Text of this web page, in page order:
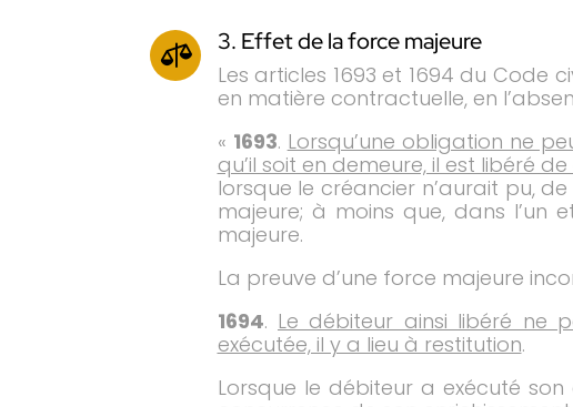
 3. Effet de la force majeure
Les articles 1693 et 1694 du Code
en matière contractuelle, en
« 1693. Lorsqu’une obligation ne
qu’il soit en demeure, il est libéré
lorsque le créancier n’aurait pu,
majeure; à moins que, dans l’un
majeure.
La preuve d’une force majeure
1694. Le débiteur ainsi libéré ne
exécutée, il y a lieu à restitution.
Lorsque le débiteur a exécuté